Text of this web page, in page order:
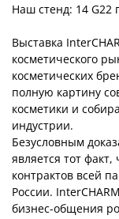
Наш стенд: 14 G22
Выставка
косметического
косметических
полную картину
косметики и
индустрии.
Безусловным
является тот
контрактов всей
России.
бизнес-общения